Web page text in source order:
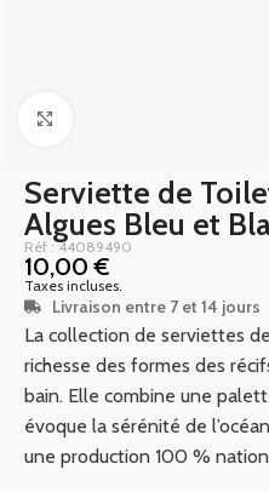
Serviette de
Algues Bleu et
Réf : 44089490
10,00€
Taxes incluses.
Livraison entre 7 et 14 jours
La collection de serviettes
richesse des formes des
bain. Elle combine une
évoque la sérénité de
une production 100 %